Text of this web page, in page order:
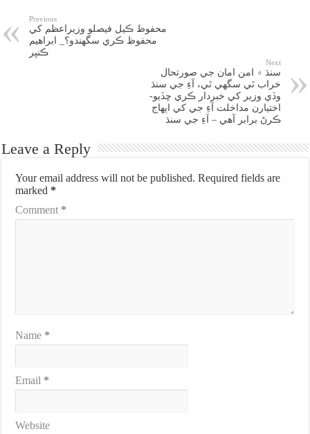
Previous
محفوظ ڪيل فيصلو وزيراعظم کي
محفوظ ڪري سگهندو؟_ ابراهيم
ڪنڀر
Next
سنڌ ۾ امن امان جي صورتحال
خراب ٿي سگهي ٿي، آءِ جي سنڌ
وڏي وزير کي خبردار ڪري ڇڏيو-
اختيارن مداخلت آءِ جي کي اپهاج
ڪرڻ برابر آهي – آءِ جي سنڌ
Leave a Reply
Your email address will not be published. Required fields are
marked *
Comment *
Name *
Email *
Website